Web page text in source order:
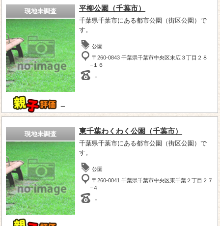
現地未調査
－
平柳公園（千葉市）
千葉県千葉市にある都市公園（街区公園）で
す。
公園
〒260-0843 千葉県千葉市中央区末広３丁目２８
−１６
－
現地未調査 東千葉わくわく公園（千葉市）
千葉県千葉市にある都市公園（街区公園）で
す。
公園
〒260-0041 千葉県千葉市中央区東千葉２丁目２７
−４
－